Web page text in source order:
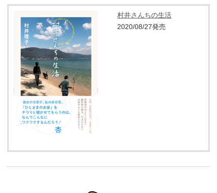
村井さんちの生活
2020/08/27発売